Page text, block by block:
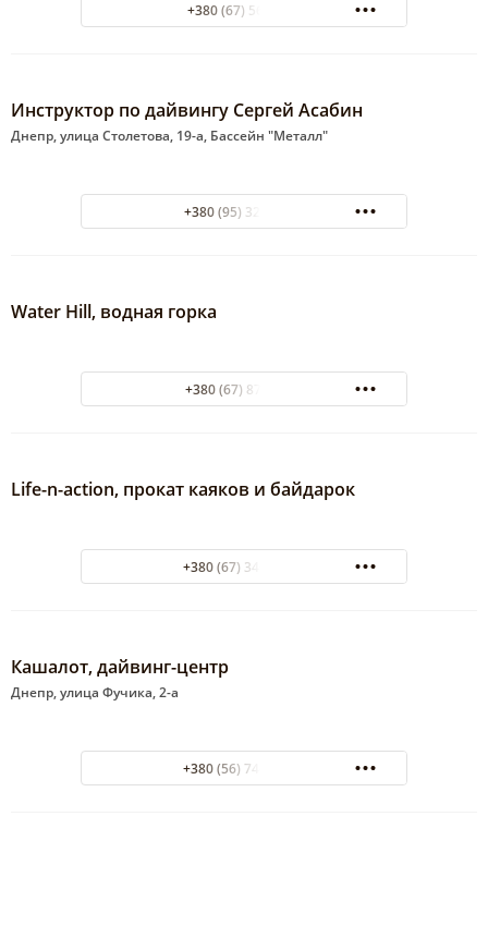
+380 (67) 5604499
Инструктор по дайвингу Сергей Асабин
Днепр, улица Столетова, 19-а, Бассейн "Металл"
+380 (95) 324 95 95
Water Hill, водная горка
+380 (67) 874 5549
Life-n-action, прокат каяков и байдарок
+380 (67) 340-55-37
Кашалот, дайвинг-центр
Днепр, улица Фучика, 2-а
+380 (56) 744-23-44